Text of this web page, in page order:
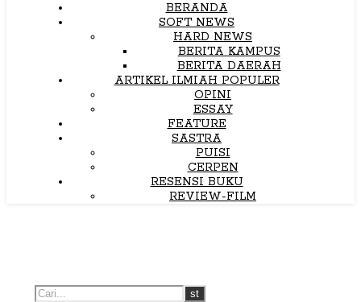
BERANDA
SOFT NEWS
HARD NEWS
BERITA KAMPUS
BERITA DAERAH
ARTIKEL ILMIAH POPULER
OPINI
ESSAY
FEATURE
SASTRA
PUISI
CERPEN
RESENSI BUKU
REVIEW-FILM